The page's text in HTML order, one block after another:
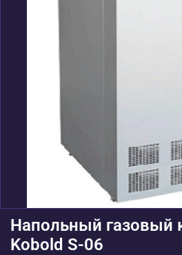
Напольный газовый
Kobold S-06